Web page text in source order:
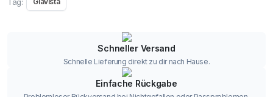
Schneller Versand
Schnelle Lieferung direkt zu dir nach Hause.
Einfache Rückgabe